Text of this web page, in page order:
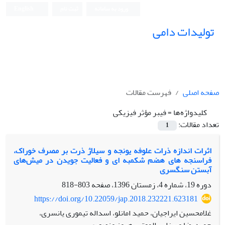
تولیدات دامی
صفحه اصلی
فهرست مقالات
کلیدواژه‌ها =فیبر مؤثر فیزیکی
تعداد مقالات:
1
اثرات اندازه ذرات علوفه یونجه و سیلاژ ذرت بر مصرف خوراک،
فراسنجه های هضم شکمبه ای و فعالیت جویدن در میش‌های
آبستن سنگسری
دوره 19، شماره 4، زمستان 1396، صفحه
803-818
https://doi.org/10.22059/jap.2018.232221.623181
غلامحسین ایراجیان، حمید امانلو، اسداله تیموری یانسری،